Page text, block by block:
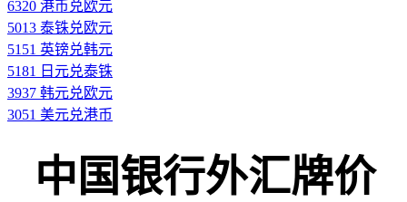
6320 港币兑欧元
5013 泰铢兑欧元
5151 英镑兑韩元
5181 日元兑泰铢
3937 韩元兑欧元
3051 美元兑港币
中国银行外汇牌价